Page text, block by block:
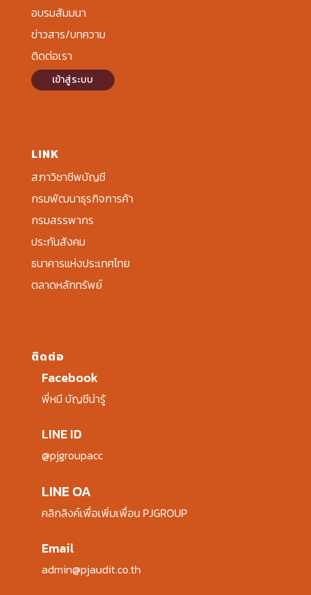
อบรมสัมมนา
ข่าวสาร/บทความ
ติดต่อเรา
เข้าสู่ระบบ
LINK
สภาวิชาชีพบัญชี
กรมพัฒนาธุรกิจการค้า
กรมสรรพากร
ประกันสังคม
ธนาคารแห่งประเทศไทย
ตลาดหลักทรัพย์
ติดต่อ
Facebook
พี่หมี บัญชีน่ารู้
LINE ID
@pjgroupacc
LINE OA
คลิกลิงค์เพื่อเพิ่มเพื่อน PJGROUP
Email
admin@pjaudit.co.th